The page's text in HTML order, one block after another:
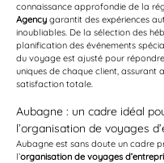
connaissance approfondie de la
Agency garantit des expériences
inoubliables. De la sélection des
planification des événements
du voyage est ajusté pour
uniques de chaque client, assurant
satisfaction totale.
Aubagne : un cadre idéal
l’organisation de voyages
Aubagne est sans doute un cadre
l’organisation de voyages